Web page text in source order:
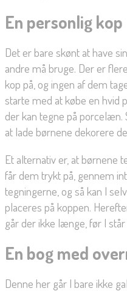
En personlig kop
Det er bare skønt at have
andre må bruge. Der er
kop på, og ingen af dem
starte med at købe en hvid
der kan tegne på porcelæn.
at lade børnene dekorere
Et alternativ er, at børnene
får dem trykt på, gennem
tegningerne, og så kan I
placeres på koppen.
går der ikke længe, før I
En bog med
Denne her går I bare ikke